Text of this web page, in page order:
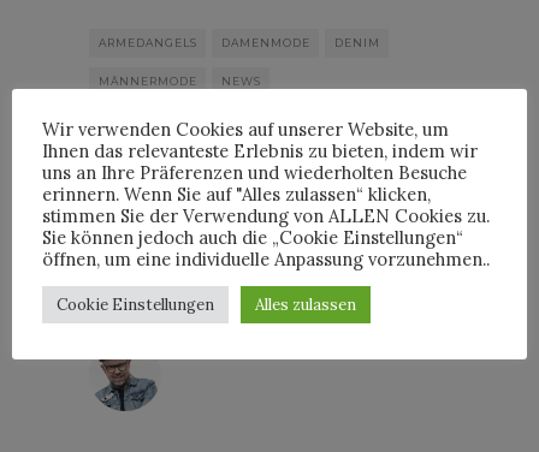
ARMEDANGELS DAMENMODE DENIM
MÄNNERMODE NEWS
By HORST
Wir verwenden Cookies auf unserer Website, um
Ihnen das relevanteste Erlebnis zu bieten, indem wir
uns an Ihre Präferenzen und wiederholten Besuche
erinnern. Wenn Sie auf "Alles zulassen“ klicken,
stimmen Sie der Verwendung von ALLEN Cookies zu.
Sie können jedoch auch die „Cookie Einstellungen“
öffnen, um eine individuelle Anpassung vorzunehmen..
Cookie Einstellungen Alles zulassen